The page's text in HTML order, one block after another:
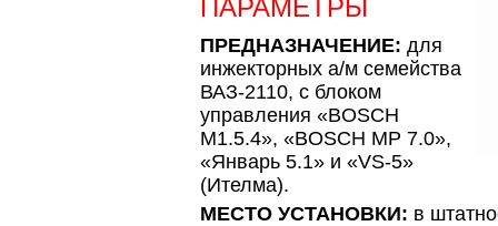
ПАРАМЕТРЫ
ПРЕДНАЗНАЧЕНИЕ: для
инжекторных а/м семейства
ВАЗ-2110, с блоком
управления «BOSCH
M1.5.4», «BOSCH МР 7.0»,
«Январь 5.1» и «VS-5»
(Ителма).
МЕСТО УСТАНОВКИ: в